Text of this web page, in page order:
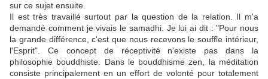
sur ce sujet ensuite.
Il est très travaillé surtout par la question de la relation. Il m'a
demandé comment je vivais le samadhi. Je lui ai dit : "Pour nous
la grande différence, c'est que nous recevons le souffle intérieur,
l'Esprit". Ce concept de réceptivité n'existe pas dans la
philosophie bouddhiste. Dans le bouddhisme zen, la méditation
consiste principalement en un effort de volonté pour totalement